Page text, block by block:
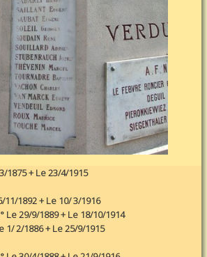
1875 + Le 23/4/1915
1892 + Le 10/ 3/1916
Le 29/9/1889 + Le 18/10/1914
1/ 2/1886 + Le 25/9/1915